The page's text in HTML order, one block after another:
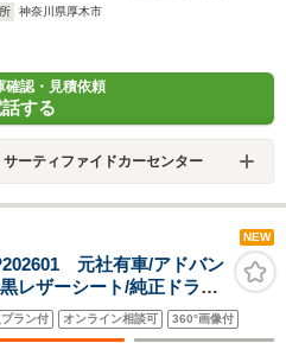
神奈川県厚木市
確認・見積依頼
する
ーティファイドカーセンター
NEW
元社有車/アドバン
レザーシート/純正ドラレ
ラン付 オンライン相談可 360°画像付